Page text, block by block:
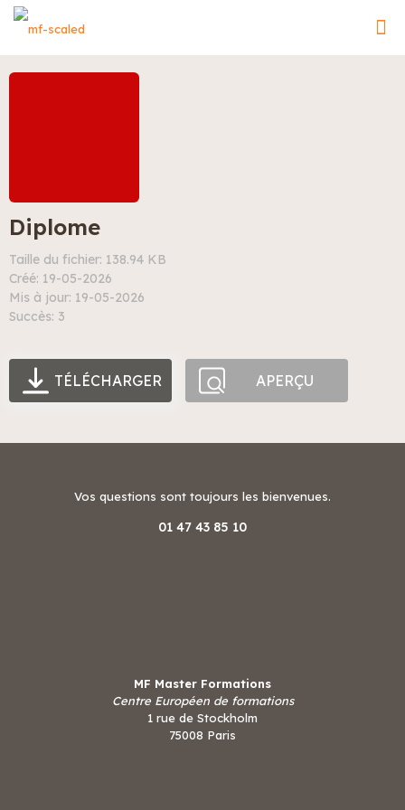
Diplome
Taille du fichier: 138.94 KB
Créé: 19-05-2026
Mis à jour: 19-05-2026
Succès: 3
TÉLÉCHARGER APERÇU
Vos questions sont toujours les bienvenues.
01 47 43 85 10
MF Master Formations
Centre Européen de formations
1 rue de Stockholm
75008 Paris